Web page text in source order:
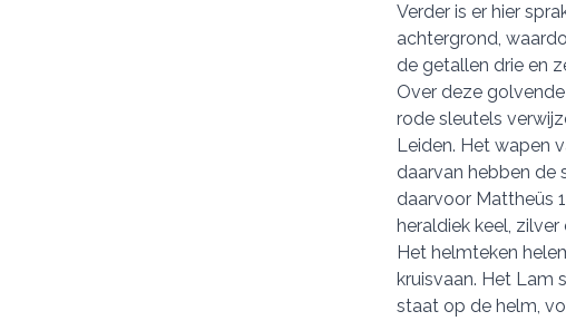
Verder is er hier
achtergrond,
de getallen drie en
Over deze
rode sleutels
Leiden. Het wapen
daarvan hebben de
daarvoor Mattheüs
heraldiek keel,
Het helmteken
kruisvaan. Het Lam
staat op de helm,